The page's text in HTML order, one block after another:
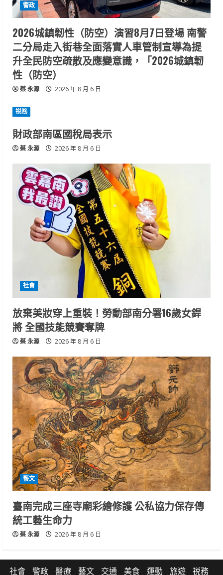
警政
2026城鎮韌性（防空）演習8月7日登場 南警
二分局走入街巷全面落實人車管制宣導為提
升全民防空疏散及應變意識，「2026城鎮韌
性（防空）
蔡 永源 2026 年 8 月 6 日
祱務
財政部南區國稅局表示
蔡 永源 2026 年 8 月 6 日
社會
放棄美妝穿上重裝！勞動部南分署16歲女銲
將 全國技能競賽奪牌
蔡 永源 2026 年 8 月 6 日
藝文
臺南完成三座寺廟彩繪修護 公私協力保存傳
統工藝生命力
蔡 永源 2026 年 8 月 6 日
社會 警政 醫療 藝文 交通 美食 運動 旅遊 祱務